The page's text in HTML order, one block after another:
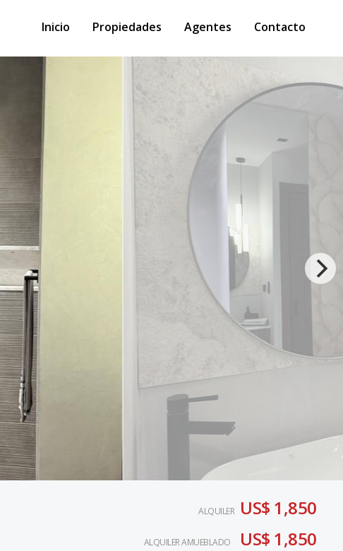
Inicio Propiedades Agentes Contacto
ALQUILER US$ 1,850
ALQUILER AMUEBLADO US$ 1,850